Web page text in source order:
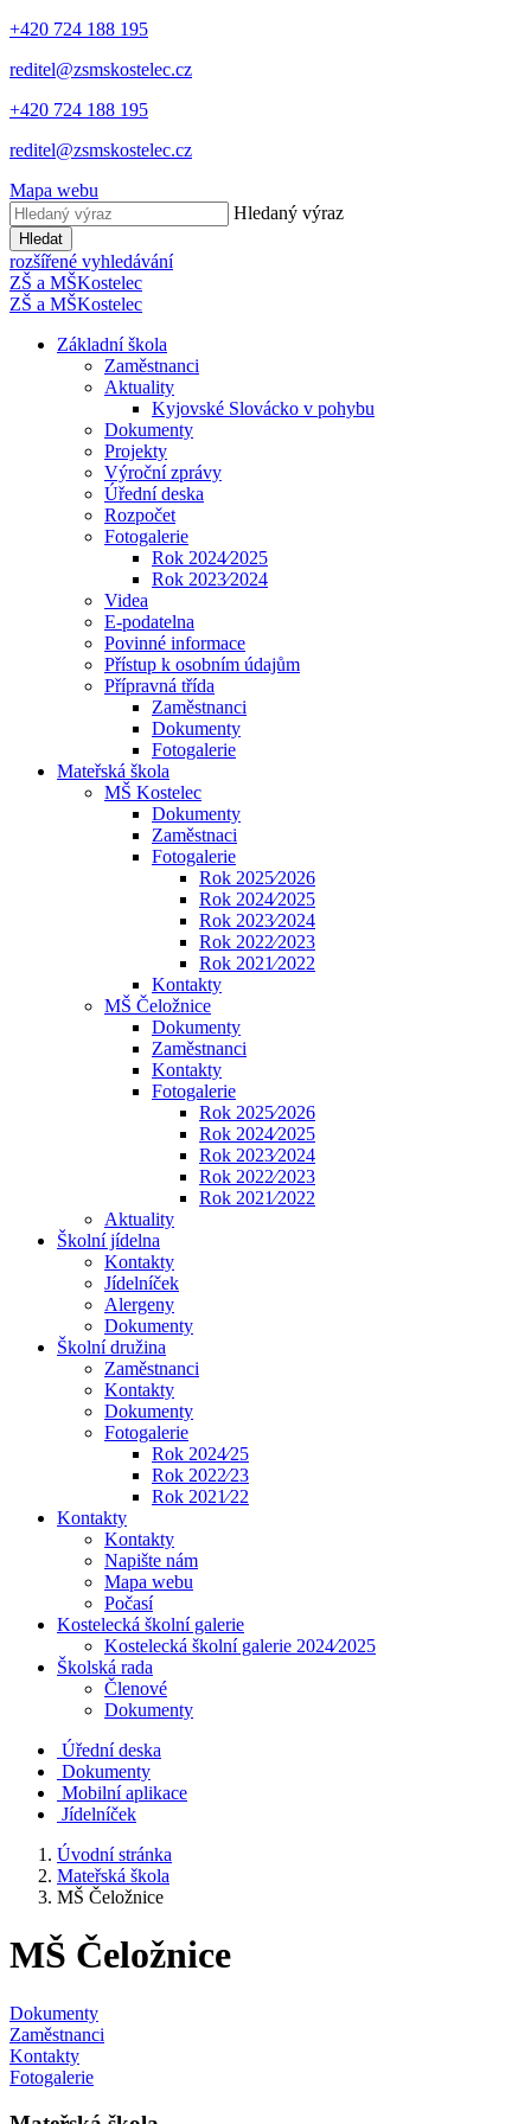
+420 724 188 195
reditel@zsmskostelec.cz
+420 724 188 195
reditel@zsmskostelec.cz
Mapa webu
Hledaný výraz
Hledat
rozšířené vyhledávání
ZŠ a MŠKostelec
ZŠ a MŠKostelec
Základní škola
Zaměstnanci
Aktuality
Kyjovské Slovácko v pohybu
Dokumenty
Projekty
Výroční zprávy
Úřední deska
Rozpočet
Fotogalerie
Rok 2024⁄2025
Rok 2023⁄2024
Videa
E-podatelna
Povinné informace
Přístup k osobním údajům
Přípravná třída
Zaměstnanci
Dokumenty
Fotogalerie
Mateřská škola
MŠ Kostelec
Dokumenty
Zaměstnaci
Fotogalerie
Rok 2025⁄2026
Rok 2024⁄2025
Rok 2023⁄2024
Rok 2022⁄2023
Rok 2021⁄2022
Kontakty
MŠ Čeložnice
Dokumenty
Zaměstnanci
Kontakty
Fotogalerie
Rok 2025⁄2026
Rok 2024⁄2025
Rok 2023⁄2024
Rok 2022⁄2023
Rok 2021⁄2022
Aktuality
Školní jídelna
Kontakty
Jídelníček
Alergeny
Dokumenty
Školní družina
Zaměstnanci
Kontakty
Dokumenty
Fotogalerie
Rok 2024⁄25
Rok 2022⁄23
Rok 2021⁄22
Kontakty
Kontakty
Napište nám
Mapa webu
Počasí
Kostelecká školní galerie
Kostelecká školní galerie 2024⁄2025
Školská rada
Členové
Dokumenty
Úřední deska
Dokumenty
Mobilní aplikace
Jídelníček
Úvodní stránka
Mateřská škola
MŠ Čeložnice
MŠ Čeložnice
Dokumenty
Zaměstnanci
Kontakty
Fotogalerie